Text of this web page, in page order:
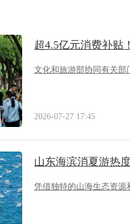
超4.5亿元消费补贴
文化和旅游部协同有关部
2026-07-27 17:45
山东海滨消夏游热
凭借独特的山海生态资源